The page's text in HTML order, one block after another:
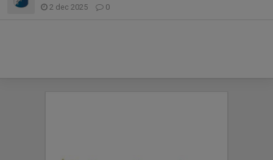
2 dec 2025 0